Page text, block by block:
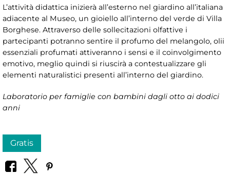
L’attività didattica inizierà all’esterno nel giardino all’italiana
adiacente al Museo, un gioiello all’interno del verde di Villa
Borghese. Attraverso delle sollecitazioni olfattive i
partecipanti potranno sentire il profumo del melangolo, olii
essenziali profumati attiveranno i sensi e il coinvolgimento
emotivo, meglio quindi si riuscirà a contestualizzare gli
elementi naturalistici presenti all’interno del giardino.
Laboratorio per famiglie con bambini dagli otto ai dodici
anni
Gratis